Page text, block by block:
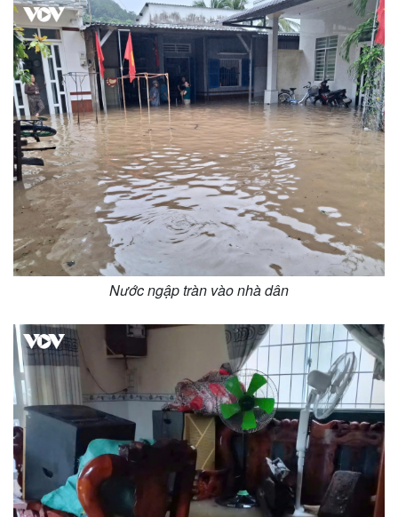
Quan sát
Cuộc sống đó đây
Hồ sơ
Video
Ảnh
E-Magazine
Infographic
Nước ngập tràn vào nhà dân